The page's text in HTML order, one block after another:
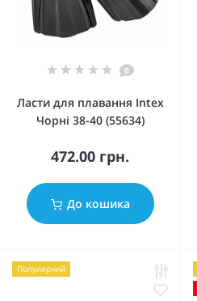
0
Ласти для плавання Intex
Чорні 38-40 (55634)
472.00 грн.
До кошика
Популярний